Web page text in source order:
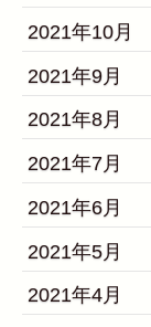
2021年10月
2021年9月
2021年8月
2021年7月
2021年6月
2021年5月
2021年4月